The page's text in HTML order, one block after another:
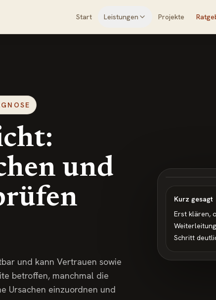
Start Leistungen Projekte
und
und kann Vertrauen sowie
betroffen, manchmal die
Ursachen einzuordnen und
Kurz gesagt
Erst klären,
Schritt